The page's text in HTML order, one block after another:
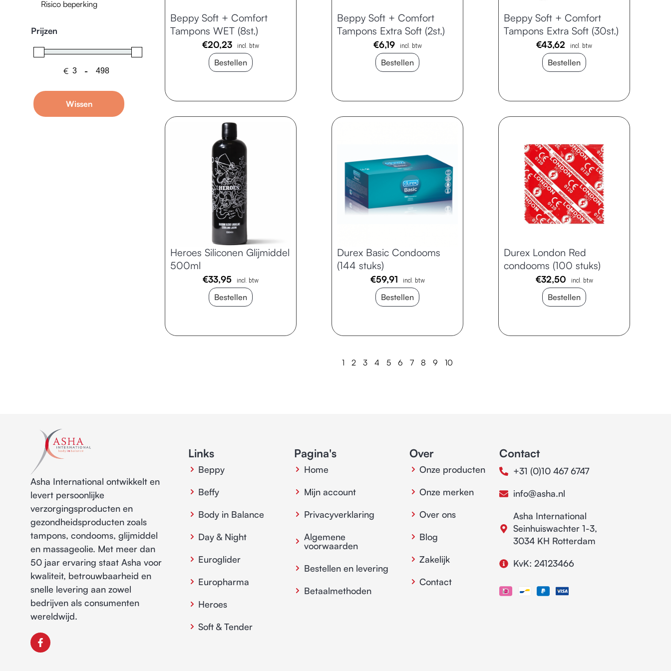
Risico beperking
Prijzen
€ -
Wissen
Beppy Soft + Comfort
Tampons WET (8st.)
€20,23 incl. btw
Bestellen
Beppy Soft + Comfort
Tampons Extra Soft (2st.)
€6,19 incl. btw
Bestellen
Beppy Soft + Comfort
Tampons Extra Soft (30st.)
€43,62 incl. btw
Bestellen
Heroes Siliconen Glijmiddel
500ml
€33,95 incl. btw
Bestellen
Durex Basic Condooms
(144 stuks)
€59,91 incl. btw
Bestellen
Durex London Red
condooms (100 stuks)
€32,50 incl. btw
Bestellen
1 2 3 4 5 6 7 8 9 10
Contact
+31 (0)10 467 6747
info@asha.nl
Asha International
Seinhuiswachter 1-3,
3034 KH Rotterdam
KvK: 24123466
Over
Onze producten
Onze merken
Over ons
Blog
Zakelijk
Contact
Pagina's
Home
Mijn account
Privacyverklaring
Algemene
voorwaarden
Bestellen en levering
Betaalmethoden
Links
Beppy
Beffy
Body in Balance
Day & Night
Euroglider
Europharma
Heroes
Soft & Tender
Asha International ontwikkelt en
levert persoonlijke
verzorgingsproducten en
gezondheidsproducten zoals
tampons, condooms, glijmiddel
en massageolie. Met meer dan
50 jaar ervaring staat Asha voor
kwaliteit, betrouwbaarheid en
snelle levering aan zowel
bedrijven als consumenten
wereldwijd.
F
a
c